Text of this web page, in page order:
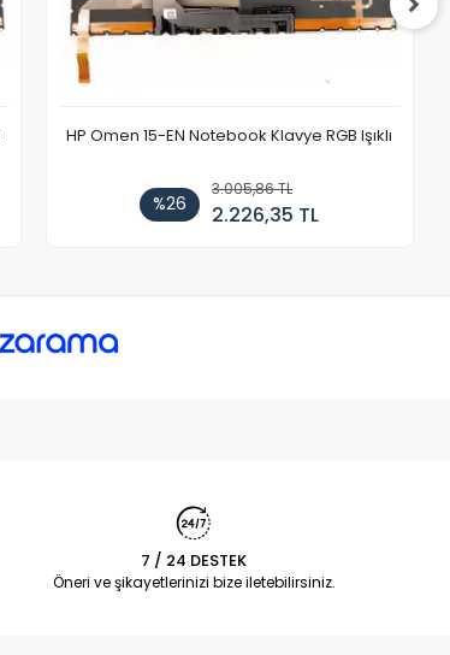
HP Omen 15-EN Notebook Klavye RGB Işıklı
%26
3.005,86 TL
2.226,35 TL
7 / 24 DESTEK
Öneri ve şikayetlerinizi bize iletebilirsiniz.